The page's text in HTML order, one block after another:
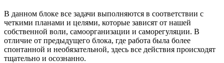
В данном блоке все задачи выполняются в соответствии с
четкими планами и целями, которые зависят от нашей
собственной воли, самоорганизации и саморегуляции. В
отличие от предыдущего блока, где работа была более
спонтанной и необязательной, здесь все действия происходят
тщательно и осознанно.